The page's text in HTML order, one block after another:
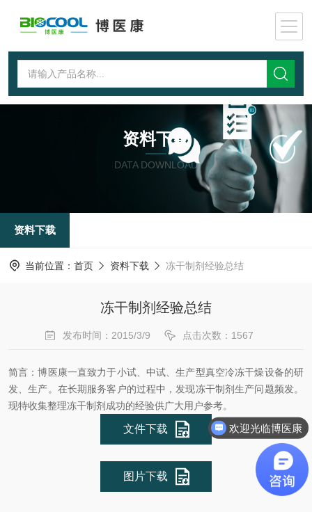
资料下载
DATA DOWNLOAD
资料下载
当前位置： 首页 资料下载 冻干制剂经验总结
冻干制剂经验总结
发布时间：2015/3/9 点击次数：1567
简言：博医康一直致力于小试、中试、生产型真空冷冻干燥设备的研
发、生产。在长期服务客户的过程中，发现冻干制剂生产问题频发。
现特收集整理冻干制剂成功的经验供广大用户参考。
文件下载
图片下载
欢迎光临博医康